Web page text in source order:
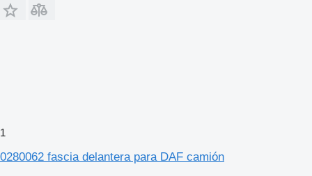
1
0280062 fascia delantera para DAF camión